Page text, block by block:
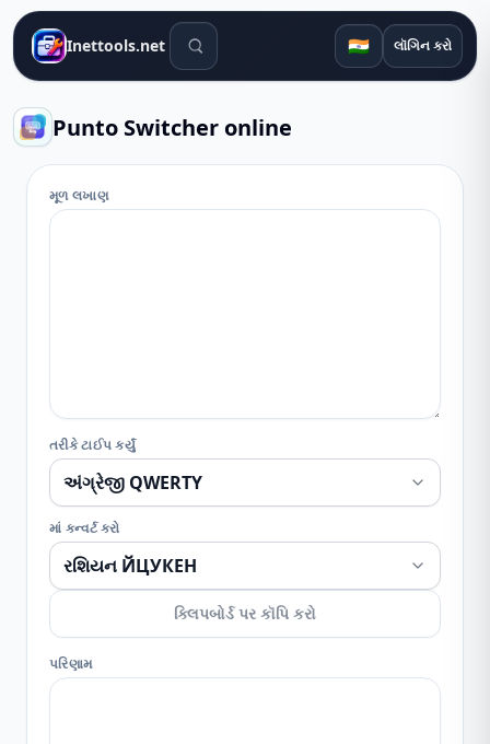
Inettools.net શોધ સાધનો 🇮🇳 લૉગિન કરો
Punto Switcher online
મૂળ લખાણ
તરીકે ટાઈપ કર્યું
માં કન્વર્ટ કરો
ક્લિપબોર્ડ પર કૉપિ કરો
પરિણામ